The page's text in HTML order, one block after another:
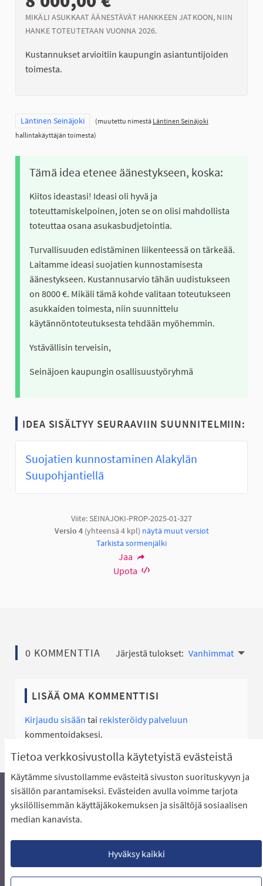
Tietoa verkkosivustolla käytetyistä evästeistä
Käytämme sivustollamme evästeitä sivuston suorituskyvyn ja
sisällön parantamiseksi. Evästeiden avulla voimme tarjota
yksilöllisemmän käyttäjäkokemuksen ja sisältöjä sosiaalisen
median kanavista.
Hyväksy kaikki
MIKÄLI ASUKKAAT ÄÄNESTÄVÄT HANKKEEN JATKOON, NIIN
HANKE TOTEUTETAAN VUONNA 2026.
Kustannukset arvioitiin kaupungin asiantuntijoiden
toimesta.
Rajaa tulokset teeman mukaan: Läntinen Seinäjoki
Läntinen Seinäjoki (muutettu nimestä Läntinen Seinäjoki
hallintakäyttäjän toimesta)
Tämä idea etenee äänestykseen, koska:
Kiitos ideastasi! Ideasi oli hyvä ja
toteuttamiskelpoinen, joten se on olisi mahdollista
toteuttaa osana asukasbudjetointia.
Turvallisuuden edistäminen liikenteessä on tärkeää.
Laitamme ideasi suojatien kunnostamisesta
äänestykseen. Kustannusarvio tähän uudistukseen
on 8000 €. Mikäli tämä kohde valitaan toteutukseen
asukkaiden toimesta, niin suunnittelu
käytännöntoteutuksesta tehdään myöhemmin.
Ystävällisin terveisin,
Seinäjoen kaupungin osallisuustyöryhmä
IDEA SISÄLTYY SEURAAVIIN SUUNNITELMIIN:
Suojatien kunnostaminen Alakylän
Suupohjantiellä
Viite: SEINAJOKI-PROP-2025-01-327
Versio 4(yhteensä 4 kpl) näytä muut versiot
Tarkista sormenjälki
Jaa
Upota
0 KOMMENTTIA Järjestä tulokset: Vanhimmat
LISÄÄ OMA KOMMENTTISI
Kirjaudu sisään tai rekisteröidy palveluun
kommentoidaksesi.
Äänestyksen pikaohjeet
Usein kysytyt kysymykset
Näin äänestät Asukasbudjetissa
Lataa avoimet datatiedostot
Evästeasetukset